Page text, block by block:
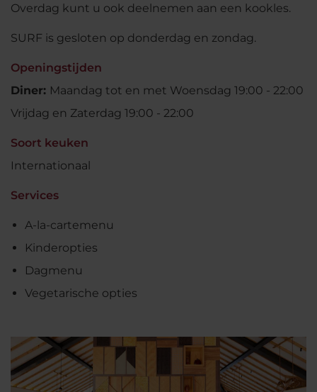
Overdag kunt u ook deelnemen aan een kookles.
SURF is gesloten op donderdag en zondag.
Openingstijden
Diner: Maandag tot en met Woensdag 19:00 - 22:00
Vrijdag en Zaterdag 19:00 - 22:00
Soort keuken
Internationaal
Services
A-la-cartemenu
Kinderopties
Dagmenu
Vegetarische opties